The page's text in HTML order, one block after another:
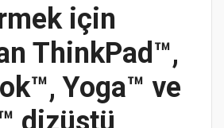
için
ThinkPad™,
Yoga™ ve